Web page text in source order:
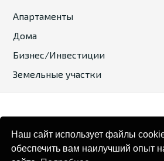
Апартаменты
Дома
Бизнес/Инвестиции
Земельные участки
© 2025. Bulgaria Tours by Inrealr4u.
Карта сайта Политика
Наш сайт использует файлы
обеспечить вам наилучший опыт